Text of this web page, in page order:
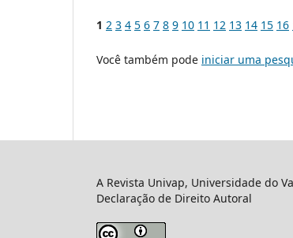
1 2 3 4 5 6 7 8 9 10 11 12 13 14 15 16
Você também pode iniciar uma
A Revista Univap, Universidade do
Declaração de Direito Autoral